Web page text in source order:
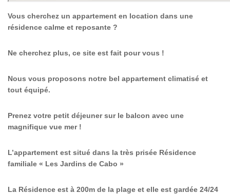
Vous cherchez un appartement en location dans une
résidence calme et reposante ?
Ne cherchez plus, ce site est fait pour vous !
Nous vous proposons notre bel appartement climatisé et
tout équipé.
Prenez votre petit déjeuner sur le balcon avec une
magnifique vue mer !
L’appartement est situé dans la très prisée Résidence
familiale « Les Jardins de Cabo »
La Résidence est à 200m de la plage et elle est gardée 24/24